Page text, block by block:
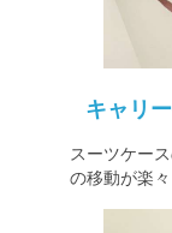
キャリ
スーツケー
の移動が楽々